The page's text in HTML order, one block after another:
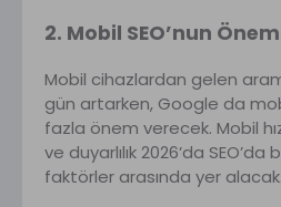
2. Mobil SEO’nun
Mobil cihazlardan gelen
gün artarken, Google da
fazla önem verecek. Mobil
ve duyarlılık 2026’da
faktörler arasında yer alacak.